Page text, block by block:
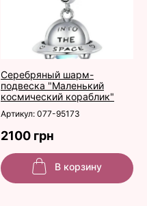
Серебряный шарм-
подвеска "Маленький
космический кораблик"
Артикул: 077-95173
2100 грн
В корзину